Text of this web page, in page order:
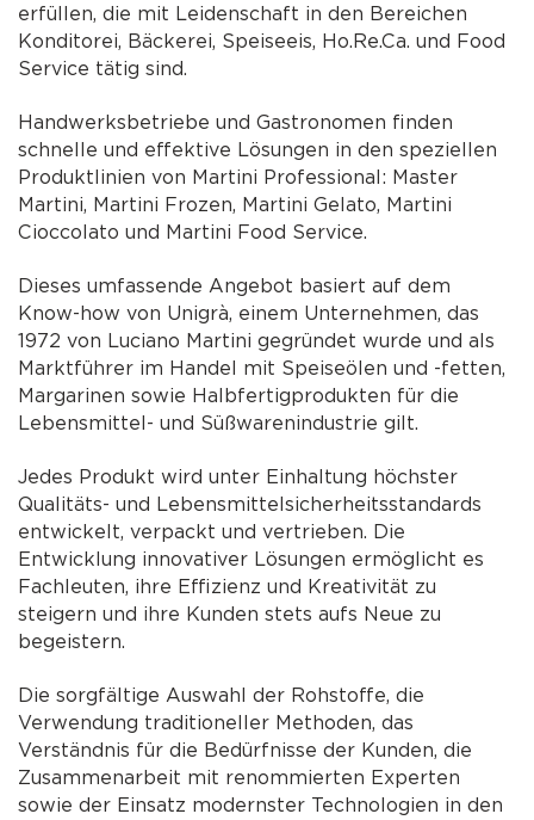
erfüllen, die mit Leidenschaft in den Bereichen
Konditorei, Bäckerei, Speiseeis, Ho.Re.Ca. und Food
Service tätig sind.
Handwerksbetriebe und Gastronomen finden
schnelle und effektive Lösungen in den speziellen
Produktlinien von Martini Professional: Master
Martini, Martini Frozen, Martini Gelato, Martini
Cioccolato und Martini Food Service.
Dieses umfassende Angebot basiert auf dem
Know-how von Unigrà, einem Unternehmen, das
1972 von Luciano Martini gegründet wurde und als
Marktführer im Handel mit Speiseölen und -fetten,
Margarinen sowie Halbfertigprodukten für die
Lebensmittel- und Süßwarenindustrie gilt.
Jedes Produkt wird unter Einhaltung höchster
Qualitäts- und Lebensmittelsicherheitsstandards
entwickelt, verpackt und vertrieben. Die
Entwicklung innovativer Lösungen ermöglicht es
Fachleuten, ihre Effizienz und Kreativität zu
steigern und ihre Kunden stets aufs Neue zu
begeistern.
Die sorgfältige Auswahl der Rohstoffe, die
Verwendung traditioneller Methoden, das
Verständnis für die Bedürfnisse der Kunden, die
Zusammenarbeit mit renommierten Experten
sowie der Einsatz modernster Technologien in den